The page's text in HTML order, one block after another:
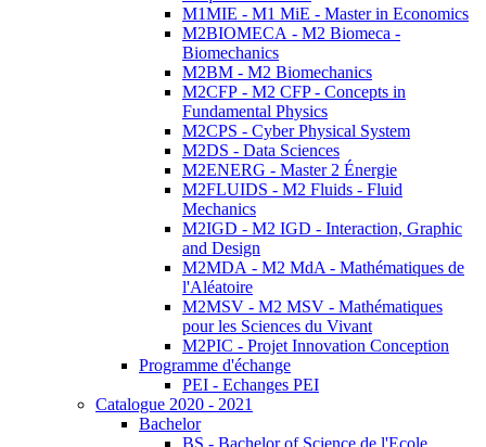
M1MIE - M1 MiE - Master in Economics
M2BIOMECA - M2 Biomeca -
Biomechanics
M2BM - M2 Biomechanics
M2CFP - M2 CFP - Concepts in
Fundamental Physics
M2CPS - Cyber Physical System
M2DS - Data Sciences
M2ENERG - Master 2 Énergie
M2FLUIDS - M2 Fluids - Fluid
Mechanics
M2IGD - M2 IGD - Interaction, Graphic
and Design
M2MDA - M2 MdA - Mathématiques de
l'Aléatoire
M2MSV - M2 MSV - Mathématiques
pour les Sciences du Vivant
M2PIC - Projet Innovation Conception
Programme d'échange
PEI - Echanges PEI
Catalogue 2020 - 2021
Bachelor
BS - Bachelor of Science de l'Ecole